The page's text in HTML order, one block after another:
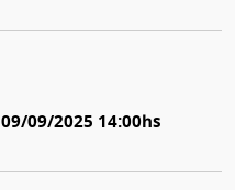
09/09/2025 14:00hs